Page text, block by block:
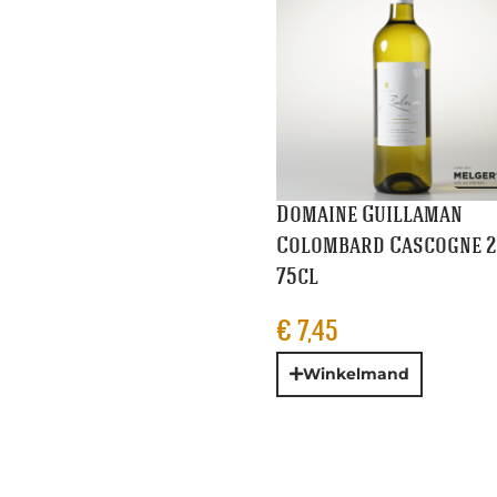
Domaine Guillaman
Colombard Cascogne
75cl
€ 7,45
Winkelmand